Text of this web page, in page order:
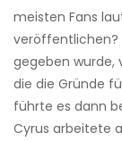
meisten Fans
veröffentlichen?
gegeben wurde,
die die Gründe
führte es dann
Cyrus arbeitete